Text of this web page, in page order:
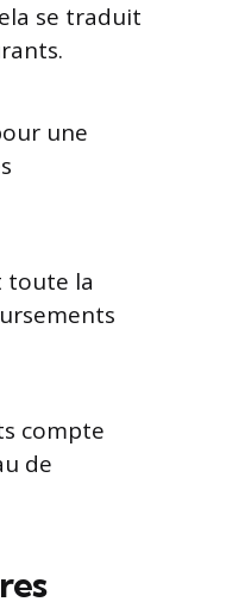
se traduit
une
toute la
compte
de